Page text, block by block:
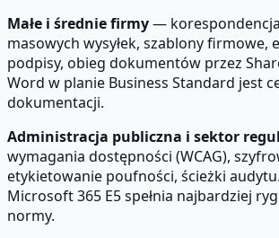
Małe i średnie firmy—
masowych wysyłek, szablony firmowe,
podpisy, obieg dokumentów przez
Word w planie Business Standard jest
dokumentacji.
Administracja publiczna i sektor
wymagania dostępności (WCAG),
etykietowanie poufności, ścieżki
Microsoft 365 E5 spełnia najbardziej
normy.